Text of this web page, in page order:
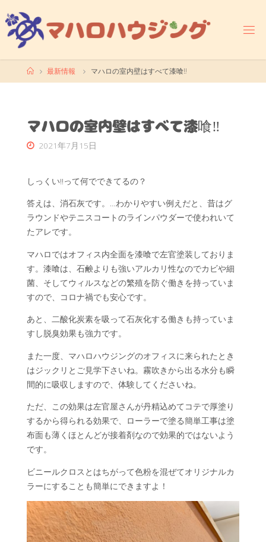
ン
テ
ホ
ー
最新情報 マハロの室内壁はすべて漆喰‼
マハロの室内壁はすべて漆喰‼
2021年7月15日
しっくい‼って何でできてるの？
答えは、消石灰です。…わかりやすい例えだと、昔はグ
ラウンドやテニスコートのラインパウダーで使われいて
たアレです。
マハロではオフィス内全面を漆喰で左官塗装しておりま
す。漆喰は、石鹸よりも強いアルカリ性なのでカビや細
菌、そしてウィルスなどの繁殖を防ぐ働きを持っていま
すので、コロナ禍でも安心です。
あと、二酸化炭素を吸って石灰化する働きも持っていま
すし脱臭効果も強力です。
また一度、マハロハウジングのオフィスに来られたとき
はジックリとご見学下さいね。霧吹きから出る水分も瞬
間的に吸収しますので、体験してくださいね。
ただ、この効果は左官屋さんが丹精込めてコテで厚塗り
するから得られる効果で、ローラーで塗る簡単工事は塗
布面も薄くほとんどが接着剤なので効果的ではないよう
です。
ビニールクロスとはちがって色粉を混ぜてオリジナルカ
ラーにすることも簡単にできますよ！